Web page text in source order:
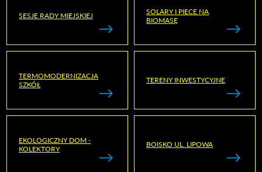
SESJE RADY MIEJSKIEJ
SOLARY I PIECE NA
BIOMASĘ
TERMOMODERNIZACJA
SZKÓŁ
TERENY INWESTYCYJNE
EKOLOGICZNY DOM -
KOLEKTORY
BOISKO UL. LIPOWA